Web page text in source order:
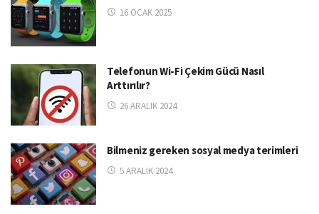
16 OCAK 2025
Telefonun Wi-Fi Çekim Gücü Nasıl
Arttırılır?
26 ARALIK 2024
Bilmeniz gereken sosyal medya terimleri
5 ARALIK 2024